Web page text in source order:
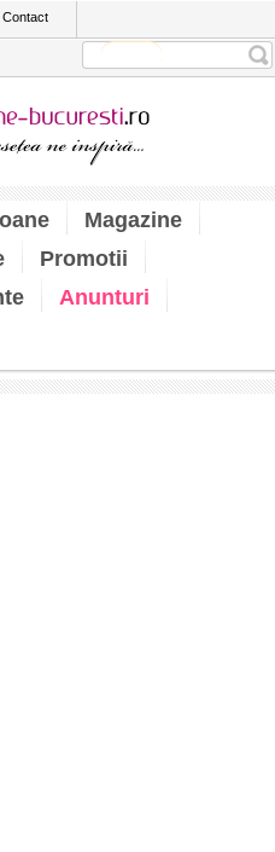
Contact
Magazine
Promotii
Anunturi